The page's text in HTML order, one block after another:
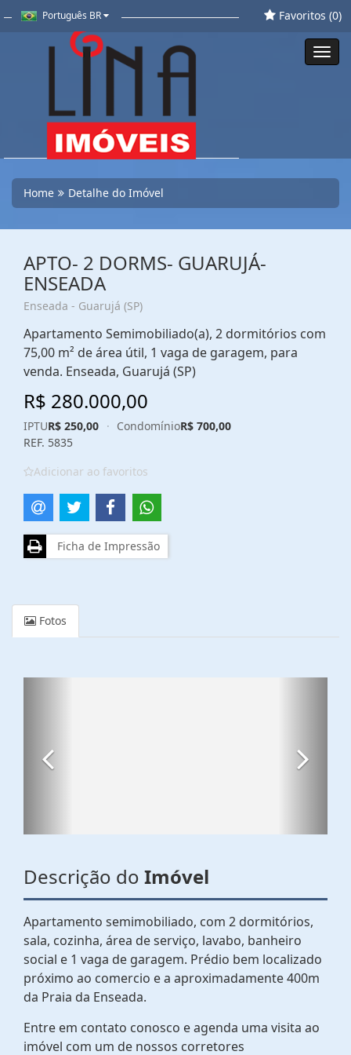
Português BR Favoritos (0)
Home Detalhe do Imóvel
APTO- 2 DORMS- GUARUJÁ-
ENSEADA
Enseada - Guarujá (SP)
Apartamento Semimobiliado(a), 2 dormitórios com
75,00 m² de área útil, 1 vaga de garagem, para
venda. Enseada, Guarujá (SP)
R$ 280.000,00
IPTUR$ 250,00 · CondomínioR$ 700,00
REF. 5835
Adicionar ao favoritos
Ficha de Impressão
Fotos
Descrição do Imóvel
Apartamento semimobiliado, com 2 dormitórios,
sala, cozinha, área de serviço, lavabo, banheiro
social e 1 vaga de garagem. Prédio bem localizado
próximo ao comercio e a aproximadamente 400m
da Praia da Enseada.
Entre em contato conosco e agenda uma visita ao
imóvel com um de nossos corretores